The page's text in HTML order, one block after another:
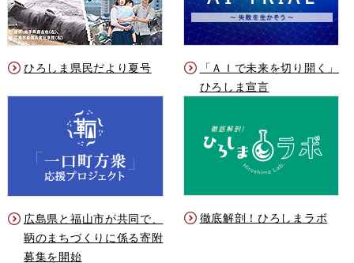
ひろしま県民だより夏号
「ＡＩで未来を切り開く」
ひろしま宣言
広島県と福山市が共同で、
鞆のまちづくりに係る寄附
募集を開始
徹底解剖！ひろしまラボ